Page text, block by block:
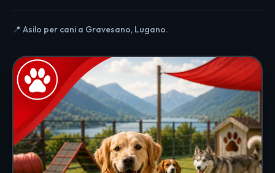
📍 Asilo per cani a Gravesano, Lugano.